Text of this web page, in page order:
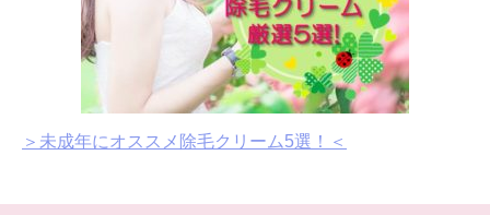
＞未成年にオススメ除毛クリーム5選！＜